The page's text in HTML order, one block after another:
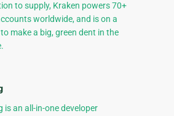
to supply, Kraken powers 70+
worldwide, and is on a
make a big, green dent in the
is an all-in-one developer